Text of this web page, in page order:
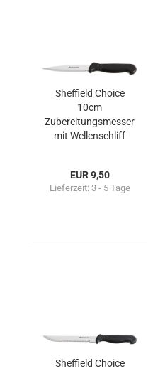
Sheffield Choice
10cm
Zubereitungsmesser
mit Wellenschliff
EUR 9,50
Lieferzeit: 3 - 5 Tage
Sheffield Choice